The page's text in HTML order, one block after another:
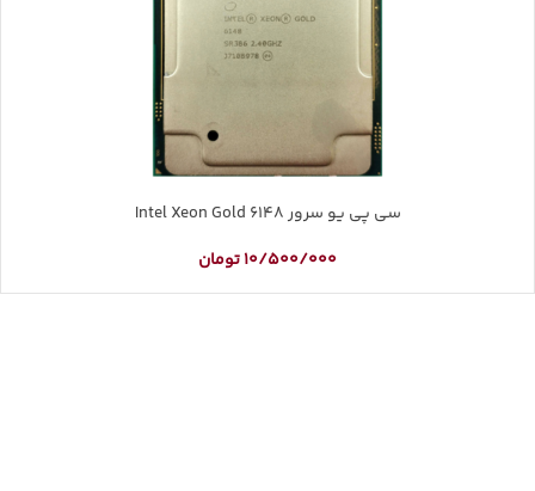
سی پی یو سرور Intel Xeon Gold 6148
10/500/000تومان